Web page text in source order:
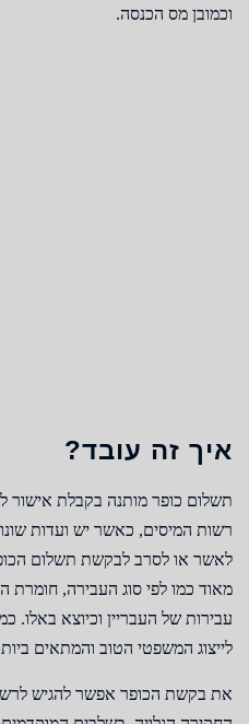
וכמובן מס הכנסה.
איך זה עובד?
תשלום כופר מותנה בקבלת אישור
רשות המיסים, כאשר יש ועדות
לאשר או לסרב לבקשת תשלום
מאוד כמו לפי סוג העבירה, חומרת
עבירות של העבריין וכיוצא באלו.
לייצוג המשפטי הטוב והמתאים
את בקשת הכופר אפשר להגיש